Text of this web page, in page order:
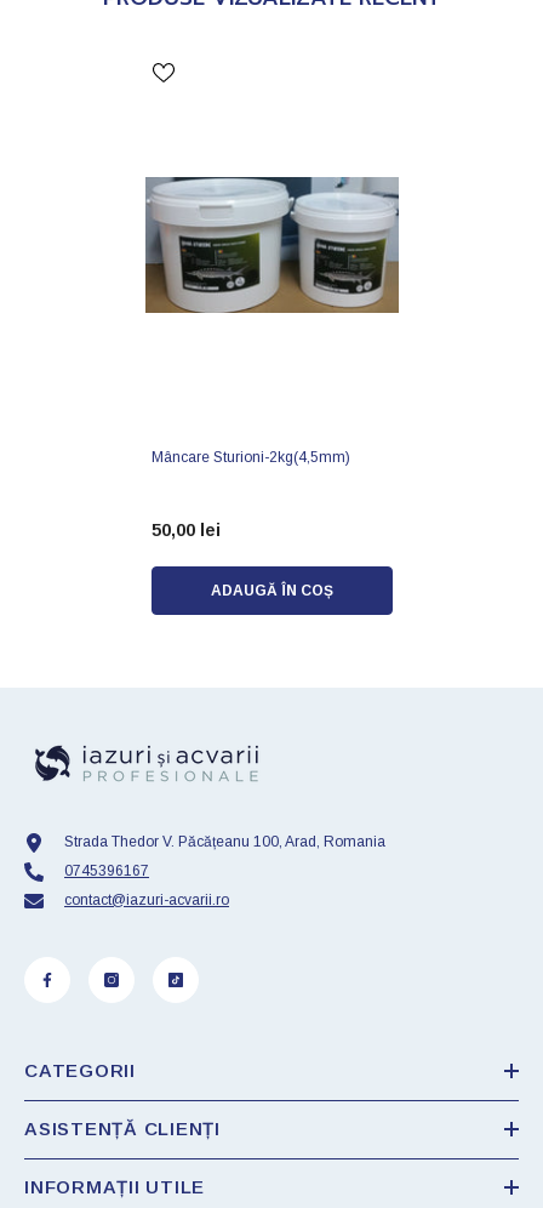
Mâncare Sturioni-2kg(4,5mm)
50,00 lei
ADAUGĂ ÎN COȘ
Strada Thedor V. Păcățeanu 100, Arad, Romania
0745396167
contact@iazuri-acvarii.ro
CATEGORII
ASISTENȚĂ CLIENȚI
INFORMAȚII UTILE